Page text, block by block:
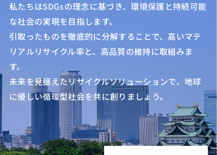
私たちはSDGsの理念に基づき、環境保護と持続可能
な社会の実現を目指します。
引取ったものを徹底的に分解することで、高いマテ
リアルリサイクル率と、高品質の維持に取組みま
す。
未来を見据えたリサイクルソリューションで、地球
に優しい循環型社会を共に創りましょう。